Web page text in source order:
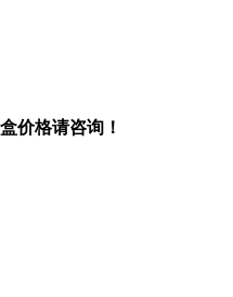
价格请咨询！